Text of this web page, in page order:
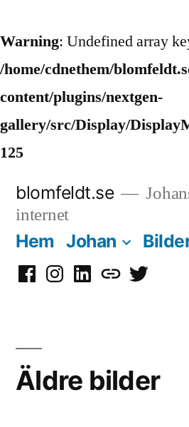
Warning: Undefined array
/home/cdnethem/
content/plugins/nextgen-
gallery/src/Display/
125
innehåll
blomfeldt.se
internet
Hem Johan
FacebookInstagram
LinkedInMastodon
Twitter
Äldre bilder